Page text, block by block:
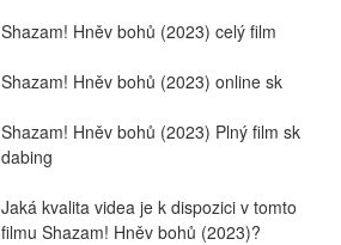
Shazam! Hněv bohů (2023) celý film
Shazam! Hněv bohů (2023) online sk
Shazam! Hněv bohů (2023) Plný film sk
dabing
Jaká kvalita videa je k dispozici v tomto
filmu Shazam! Hněv bohů (2023)?